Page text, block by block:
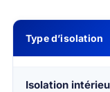
Type d’isolation
Isolation